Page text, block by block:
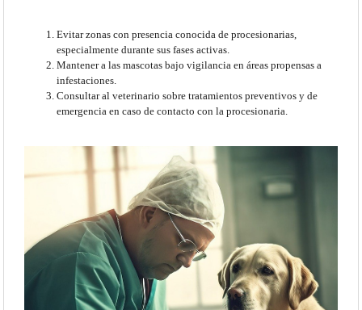
Evitar zonas con presencia conocida de procesionarias,
especialmente durante sus fases activas.
Mantener a las mascotas bajo vigilancia en áreas propensas a
infestaciones.
Consultar al veterinario sobre tratamientos preventivos y de
emergencia en caso de contacto con la procesionaria.